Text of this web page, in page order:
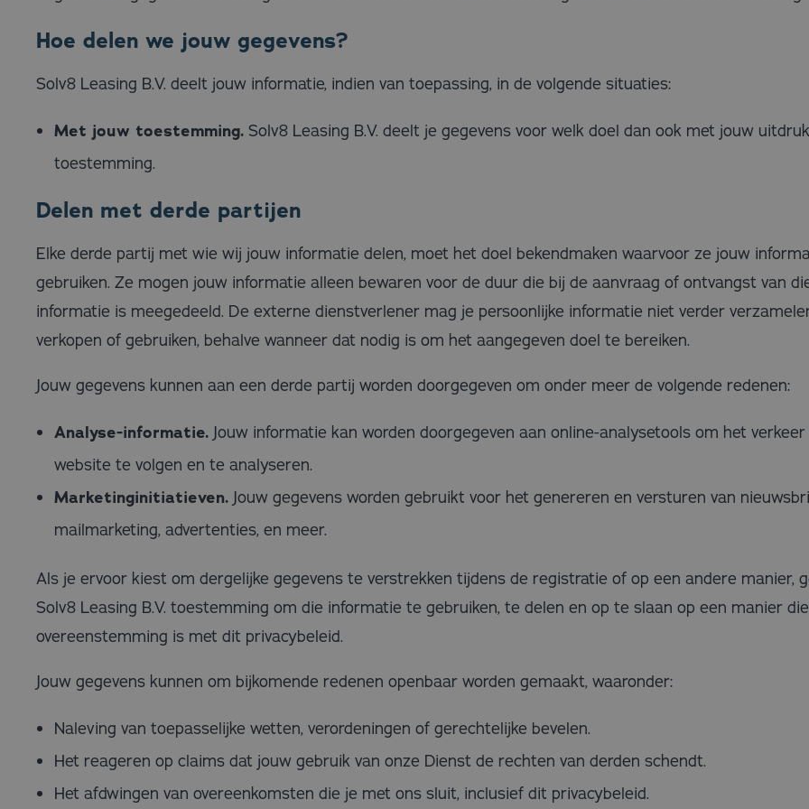
Hoe delen we jouw gegevens?
Solv8 Leasing B.V. deelt jouw informatie, indien van toepassing, in de volgende situaties:
Met jouw toestemming. Solv8 Leasing B.V. deelt je gegevens voor welk doel dan ook met jouw
toestemming.
Delen met derde partijen
Elke derde partij met wie wij jouw informatie delen, moet het doel bekendmaken waarvoor ze jouw
gebruiken. Ze mogen jouw informatie alleen bewaren voor de duur die bij de aanvraag of ontvangst van
informatie is meegedeeld. De externe dienstverlener mag je persoonlijke informatie niet verder
verkopen of gebruiken, behalve wanneer dat nodig is om het aangegeven doel te bereiken.
Jouw gegevens kunnen aan een derde partij worden doorgegeven om onder meer de volgende redenen:
Analyse-informatie. Jouw informatie kan worden doorgegeven aan online-analysetools om het
website te volgen en te analyseren.
Marketinginitiatieven. Jouw gegevens worden gebruikt voor het genereren en versturen van
mailmarketing, advertenties, en meer.
Als je ervoor kiest om dergelijke gegevens te verstrekken tijdens de registratie of op een andere manier,
Solv8 Leasing B.V. toestemming om die informatie te gebruiken, te delen en op te slaan op een manier
overeenstemming is met dit privacybeleid.
Jouw gegevens kunnen om bijkomende redenen openbaar worden gemaakt, waaronder:
Naleving van toepasselijke wetten, verordeningen of gerechtelijke bevelen.
Het reageren op claims dat jouw gebruik van onze Dienst de rechten van derden schendt.
Het afdwingen van overeenkomsten die je met ons sluit, inclusief dit privacybeleid.